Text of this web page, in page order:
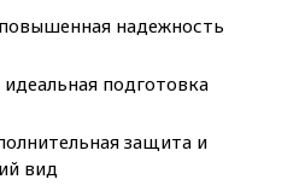
надежность
подготовка
защита и
вид